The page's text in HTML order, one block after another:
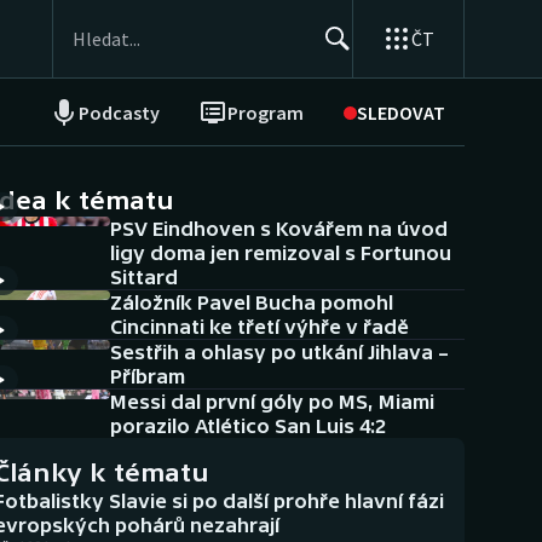
ČT
Podcasty Program SLEDOVAT
NEPŘEHLÉDNĚTE
Historické návraty
Aplikace ČT sport
AZ kvíz
k tématu
PSV Eindhoven s Kovářem na úvod
ligy doma jen remizoval s Fortunou
Sittard
Záložník Pavel Bucha pomohl
Cincinnati ke třetí výhře v řadě
Sestřih a ohlasy po utkání Jihlava –
Příbram
Messi dal první góly po MS, Miami
porazilo Atlético San Luis 4:2
k tématu
Slavie si po další prohře hlavní fázi
pohárů nezahrají